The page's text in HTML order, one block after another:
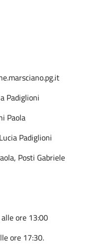
Padiglioni
Paola
Padiglioni
Posti Gabriele
ore 13:00
ore 17:30.